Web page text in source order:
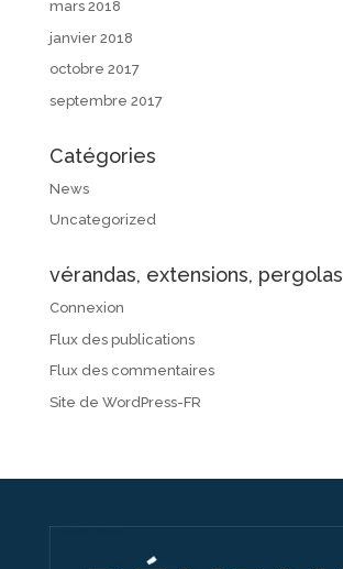
mars 2018
janvier 2018
octobre 2017
septembre 2017
Catégories
News
Uncategorized
vérandas, extensions, pergolas
Connexion
Flux des publications
Flux des commentaires
Site de WordPress-FR